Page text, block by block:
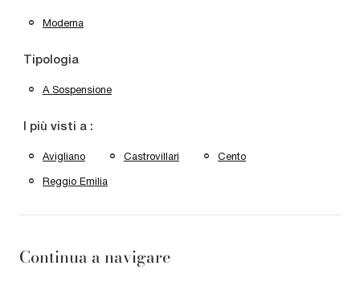
Moderna
Tipologia
A Sospensione
I più visti a :
Avigliano Castrovillari Cento
Reggio Emilia
Continua a navigare